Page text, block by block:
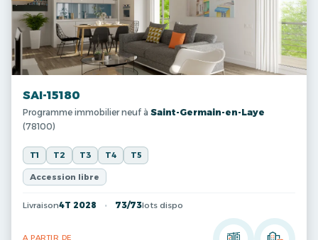
SAI-15180
Programme immobilier neuf à Saint-Germain-en-Laye
(78100)
T1 T2 T3 T4 T5
Accession libre
Livraison4T 2028 73/73lots dispo
A PARTIR DE